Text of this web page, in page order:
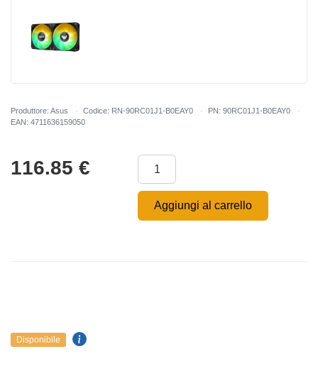
Produttore: Asus Codice: RN-90RC01J1-B0EAY0
PN: 90RC01J1-B0EAY0
EAN: 4711636159050
116.85 €
Aggiungi al carrello
Disponibile